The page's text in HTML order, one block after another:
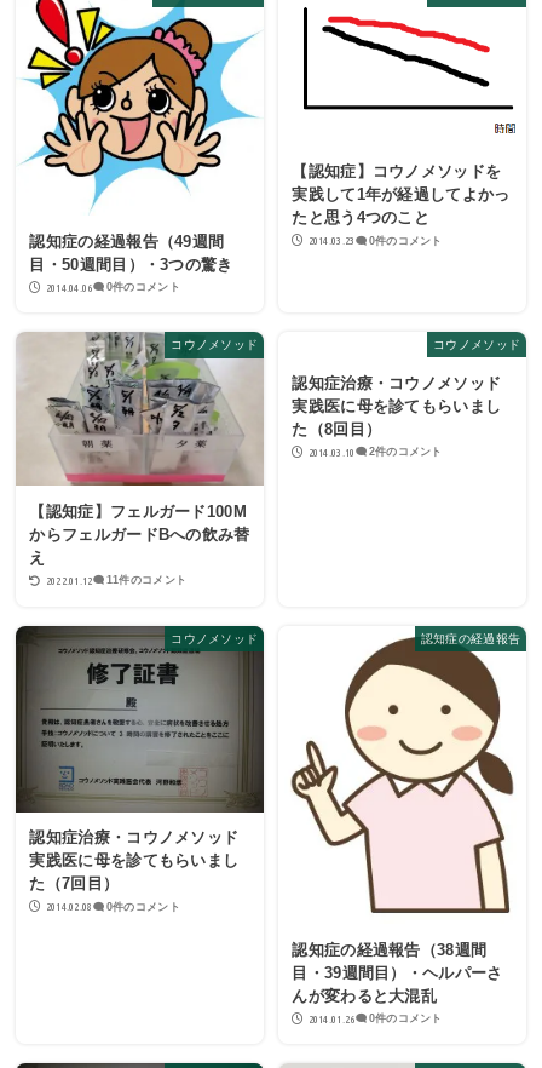
認知症の経過報告（49週間
目・50週間目）・3つの驚き
2014.04.06 0件のコメント
【認知症】コウノメソッドを
実践して1年が経過してよかっ
たと思う4つのこと
2014.03.23 0件のコメント
コウノメソッド
【認知症】フェルガード100M
からフェルガードBへの飲み替
え
2022.01.12 11件のコメント
コウノメソッド
認知症治療・コウノメソッド
実践医に母を診てもらいまし
た（8回目）
2014.03.10 2件のコメント
コウノメソッド
認知症治療・コウノメソッド
実践医に母を診てもらいまし
た（7回目）
2014.02.08 0件のコメント
認知症の経過報告
認知症の経過報告（38週間
目・39週間目）・ヘルパーさ
んが変わると大混乱
2014.01.26 0件のコメント